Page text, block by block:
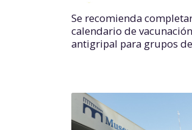
Se recomienda
calendario de
antigripal para grupos